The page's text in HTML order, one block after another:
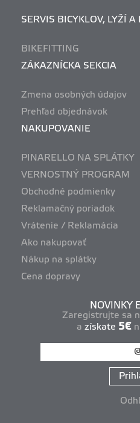
SERVIS BICYKLOV, LYŽÍ A
BIKEFITTING
ZÁKAZNÍCKA SEKCIA
Zmena osobných údajov
Prehľad objednávok
NAKUPOVANIE
PINARELLO NA SPLÁTKY
VERNOSTNÝ PROGRAM
Obchodné podmienky
Reklamačný poriadok
Vrátenie / Reklamácia
Ako nakupovať
Nákup na splátky
Cena dopravy
NOVINKY
Zaregistrujte sa
a získate 5€